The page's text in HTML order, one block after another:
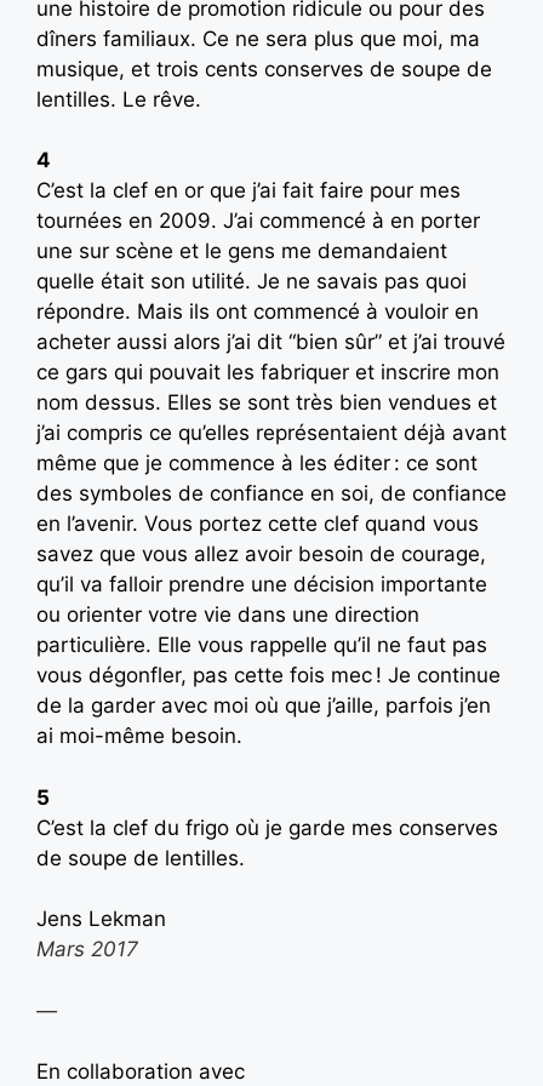
une histoire de promotion ridicule ou pour des
dîners familiaux. Ce ne sera plus que moi, ma
musique, et trois cents conserves de soupe de
lentilles. Le rêve.
4
C’est la clef en or que j’ai fait faire pour mes
tournées en 2009. J’ai commencé à en porter
une sur scène et le gens me demandaient
quelle était son utilité. Je ne savais pas quoi
répondre. Mais ils ont commencé à vouloir en
acheter aussi alors j’ai dit “bien sûr” et j’ai trouvé
ce gars qui pouvait les fabriquer et inscrire mon
nom dessus. Elles se sont très bien vendues et
j’ai compris ce qu’elles représentaient déjà avant
même que je commence à les éditer : ce sont
des symboles de confiance en soi, de confiance
en l’avenir. Vous portez cette clef quand vous
savez que vous allez avoir besoin de courage,
qu’il va falloir prendre une décision importante
ou orienter votre vie dans une direction
particulière. Elle vous rappelle qu’il ne faut pas
vous dégonfler, pas cette fois mec ! Je continue
de la garder avec moi où que j’aille, parfois j’en
ai moi-même besoin.
5
C’est la clef du frigo où je garde mes conserves
de soupe de lentilles.
Jens Lekman
Mars 2017
—
En collaboration avec